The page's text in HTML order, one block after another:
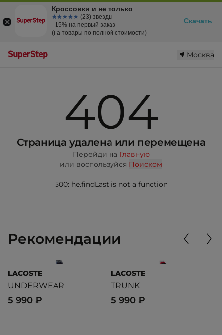
Москва
404
Страница удалена или перемещена
Перейди на Главную
или воспользуйся Поиском
500: he.findLast is not a function
Рекомендации
LACOSTE
UNDERWEAR
5 990 ₽
LACOSTE
TRUNK
5 990 ₽
Кроссовки и не только
☆☆☆☆☆
★★★★★ (23) звезды
- 15% на первый заказ
(на товары по полной стоимости)
Скачать